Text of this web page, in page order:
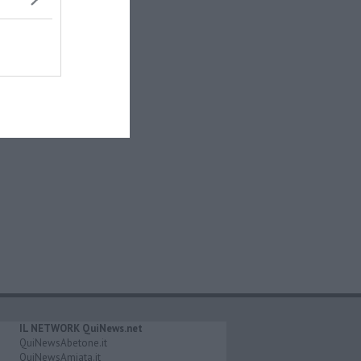
IL NETWORK QuiNews.net
QuiNewsAbetone.it
QuiNewsAmiata.it